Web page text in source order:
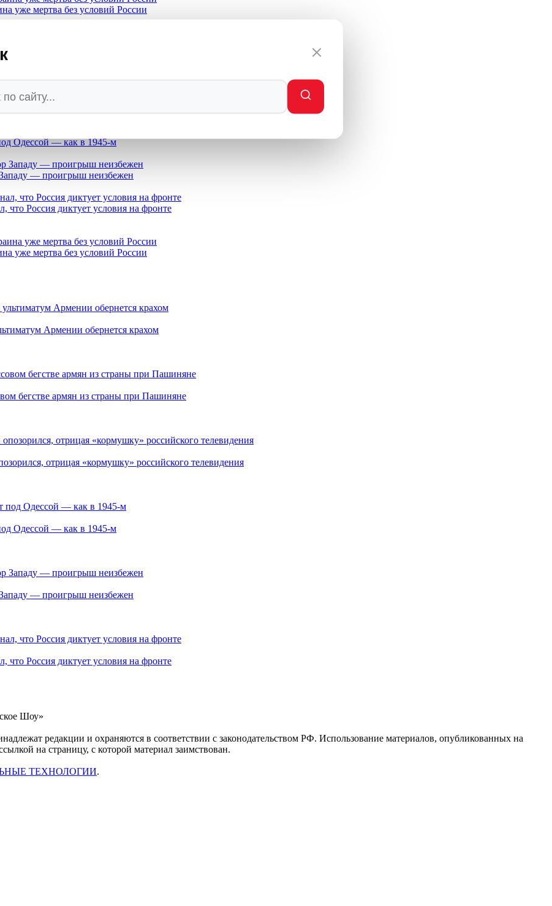
уже мертва без условий России
Армении обернется крахом
бегстве армян из страны при Пашиняне
отрицая «кормушку» российского телевидения
Одессой — как в 1945-м
— проигрыш неизбежен
что Россия диктует условия на фронте
уже мертва без условий России
Армении обернется крахом
бегстве армян из страны при Пашиняне
отрицая «кормушку» российского телевидения
Одессой — как в 1945-м
— проигрыш неизбежен
что Россия диктует условия на фронте
Шоу»
редакции и охраняются в соответствии с законодательством РФ. Использование материалов, опубликованных на
на страницу, с которой материал заимствован.
ТЕХНОЛОГИИ.